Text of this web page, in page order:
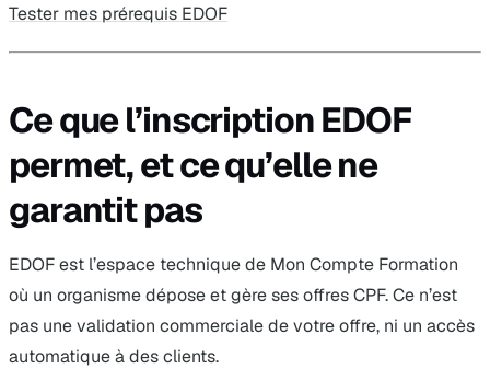
Tester mes prérequis EDOF
Ce que l’inscription EDOF
permet, et ce qu’elle ne
garantit pas
EDOF est l’espace technique de Mon Compte Formation
où un organisme dépose et gère ses offres CPF. Ce n’est
pas une validation commerciale de votre offre, ni un accès
automatique à des clients.